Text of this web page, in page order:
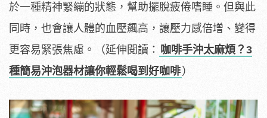
於一種精神緊繃的狀態，幫助擺脫疲倦嗜睡。但與此
同時，也會讓人體的血壓飆高，讓壓力感倍增、變得
更容易緊張焦慮。（延伸閱讀： 咖啡手沖太麻煩？3
種簡易沖泡器材讓你輕鬆喝到好咖啡）